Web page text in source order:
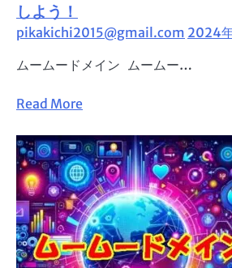
ル・
金
つ
て
の
ガ
イ
ド
ラ
イ
しよう！
pikakichi2015@gmail.com 2024
ムームードメイン ムームー…
Read MoreRead
about
ム
ー
ム
ー
ド
メ